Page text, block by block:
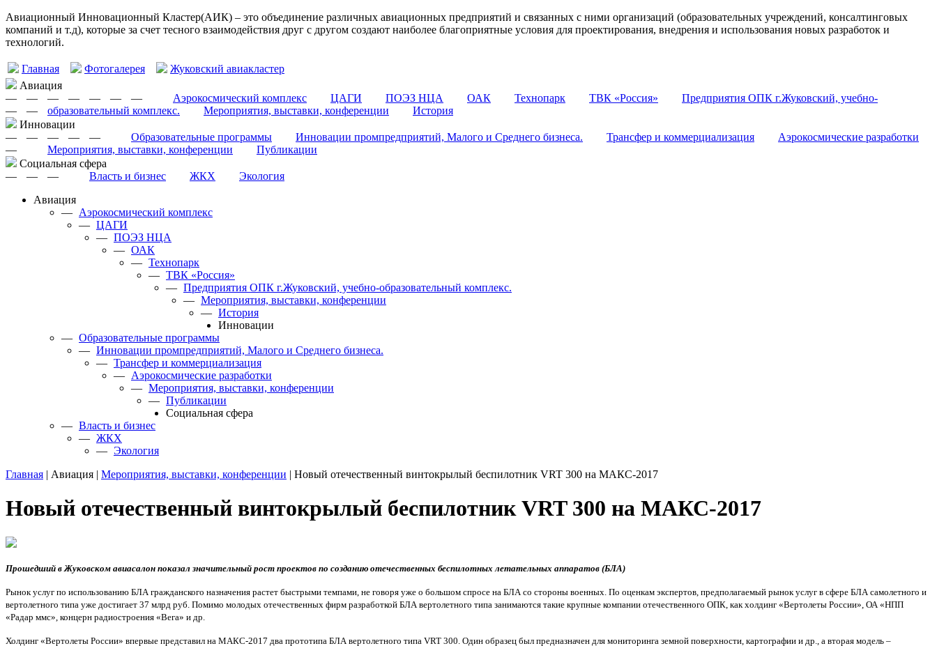
Авиационный Инновационный Кластер(АИК) – это объединение различных авиационных предприятий и связанных с ними организаций (образовательных учреждений, консалтинговых
компаний и т.д), которые за счет тесного взаимодействия друг с другом создают наиболее благоприятные условия для проектирования, внедрения и использования новых разработок и
технологий.
Главная Фотогалерея
Жуковский авиакластер
Авиация
—
Аэрокосмический комплекс
— ЦАГИ
— ПОЭЗ НЦА
— ОАК
— Технопарк
— ТВК «Россия»
—
Предприятия ОПК г.Жуковский, учебно-
образовательный комплекс.
— Мероприятия, выставки, конференции
—
История
Инновации
—
Образовательные программы
— Инновации промпредприятий, Малого и Среднего бизнеса.
— Трансфер и коммерциализация
— Аэрокосмические разработки
—
Мероприятия, выставки, конференции
—
Публикации
Cоциальная сфера
—
Власть и бизнес
— ЖКХ
—
Экология
Авиация
— Аэрокосмический комплекс
— ЦАГИ
— ПОЭЗ НЦА
— ОАК
— Технопарк
— ТВК «Россия»
— Предприятия ОПК г.Жуковский, учебно-образовательный комплекс.
— Мероприятия, выставки, конференции
— История
Инновации
— Образовательные программы
— Инновации промпредприятий, Малого и Среднего бизнеса.
— Трансфер и коммерциализация
— Аэрокосмические разработки
— Мероприятия, выставки, конференции
— Публикации
Cоциальная сфера
— Власть и бизнес
— ЖКХ
— Экология
Главная | Авиация | Мероприятия, выставки, конференции | Новый отечественный винтокрылый беспилотник VRT 300 на МАКС-2017
Новый отечественный винтокрылый беспилотник VRT 300 на МАКС-2017
Прошедший в Жуковском авиасалон показал значительный рост проектов по созданию отечественных беспилотных летательных аппаратов (БЛА)
Рынок услуг по использованию БЛА гражданского назначения растет быстрыми темпами, не говоря уже о большом спросе на БЛА со стороны военных. По оценкам экспертов, предполагаемый рынок услуг в сфере БЛА самолетного и
вертолетного типа уже достигает 37 млрд руб. Помимо молодых отечественных фирм разработкой БЛА вертолетного типа занимаются такие крупные компании отечественного ОПК, как холдинг «Вертолеты России», ОА «НПП
«Радар ммс», концерн радиостроения «Вега» и др.
Холдинг «Вертолеты России» впервые представил на МАКС-2017 два прототипа БЛА вертолетного типа VRT 300. Один образец был предназначен для мониторинга земной поверхности, картографии и др., а вторая модель –